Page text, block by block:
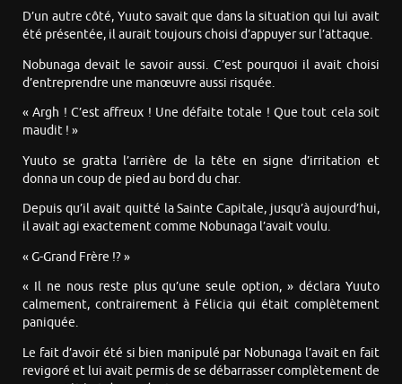
D’un autre côté, Yuuto savait que dans la situation qui lui avait
été présentée, il aurait toujours choisi d’appuyer sur l’attaque.
Nobunaga devait le savoir aussi. C’est pourquoi il avait choisi
d’entreprendre une manœuvre aussi risquée.
« Argh ! C’est affreux ! Une défaite totale ! Que tout cela soit
maudit ! »
Yuuto se gratta l’arrière de la tête en signe d’irritation et
donna un coup de pied au bord du char.
Depuis qu’il avait quitté la Sainte Capitale, jusqu’à aujourd’hui,
il avait agi exactement comme Nobunaga l’avait voulu.
« G-Grand Frère !? »
« Il ne nous reste plus qu’une seule option, » déclara Yuuto
calmement, contrairement à Félicia qui était complètement
paniquée.
Le fait d’avoir été si bien manipulé par Nobunaga l’avait en fait
revigoré et lui avait permis de se débarrasser complètement de